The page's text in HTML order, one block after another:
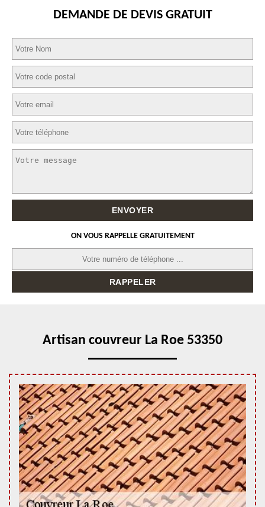
DEMANDE DE DEVIS GRATUIT
ON VOUS RAPPELLE GRATUITEMENT
Artisan couvreur La Roe 53350